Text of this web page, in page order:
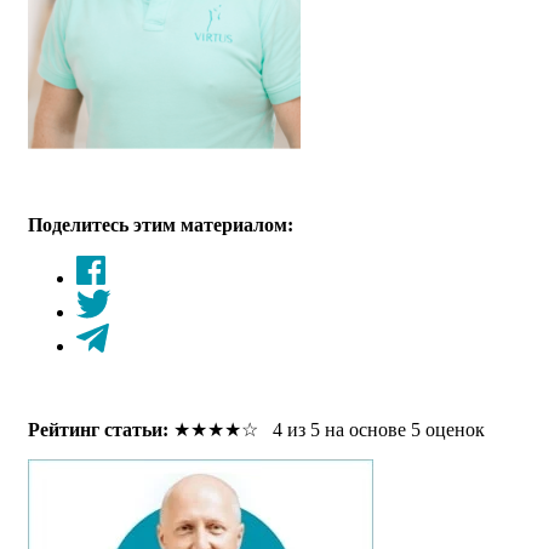
Поделитесь этим материалом:
Рейтинг статьи: ★★★★☆ 4 из 5 на основе 5 оценок